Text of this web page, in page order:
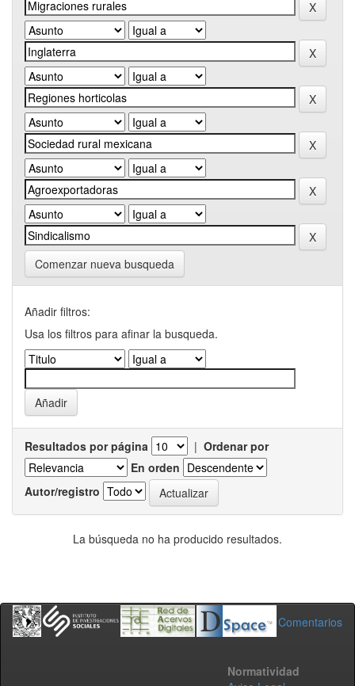
Comenzar nueva busqueda
Añadir filtros:
Usa los filtros para afinar la busqueda.
Resultados por página | Ordenar por
En orden
Autor/registro
La búsqueda no ha producido resultados.
Comentarios
Normatividad